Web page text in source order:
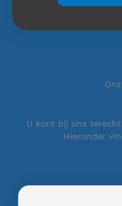
U kunt bij ons
Hieronder